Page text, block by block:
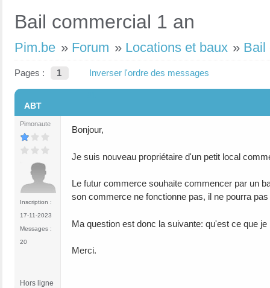
Bail commercial 1 an
Pim.be » Forum » Locations et baux » Bail
Pages : 1 Inverser l'ordre des messages
ABT
Pimonaute
Inscription :
17-11-2023
Messages :
20
Bonjour,
Je suis nouveau propriétaire d'un petit local
Le futur commerce souhaite commencer par un
son commerce ne fonctionne pas, il ne pourra
Ma question est donc la suivante: qu'est ce que
Merci.
Hors ligne